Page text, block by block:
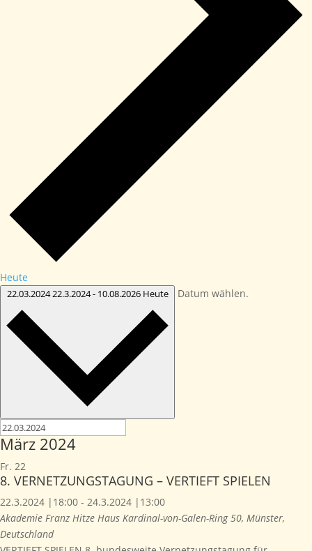
Heute
22.03.202422.3.2024- 10.08.2026 Heute Datum wählen.
März 2024
Fr. 22
8. VERNETZUNGSTAGUNG – VERTIEFT SPIELEN
22.3.2024 |18:00 - 24.3.2024 |13:00
Akademie Franz Hitze Haus Kardinal-von-Galen-Ring 50, Münster,
Deutschland